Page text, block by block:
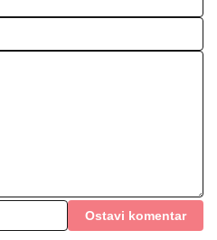
Ostavi komentar